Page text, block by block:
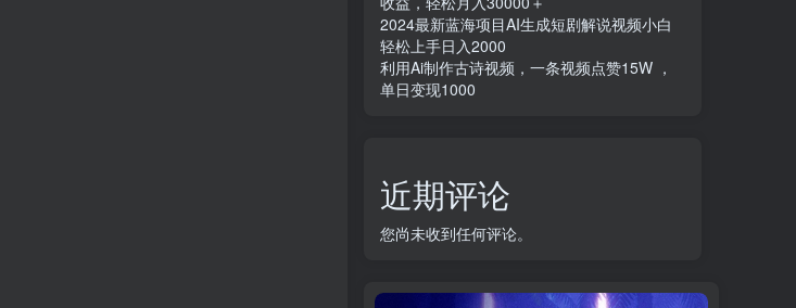
2024最新蓝海项目AI生成短剧解说视频小白
轻松上手日入2000
利用Ai制作古诗视频，一条视频点赞15W ，
单日变现1000
近期评论
您尚未收到任何评论。